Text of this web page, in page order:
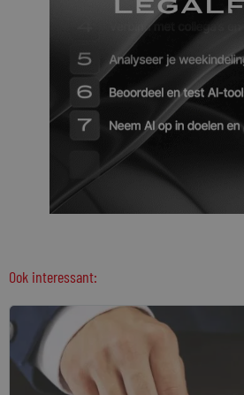
Ook interessant: